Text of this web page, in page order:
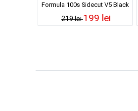
Formula 100s Sidecut V5 Black
100A 53mm
219 lei199 lei